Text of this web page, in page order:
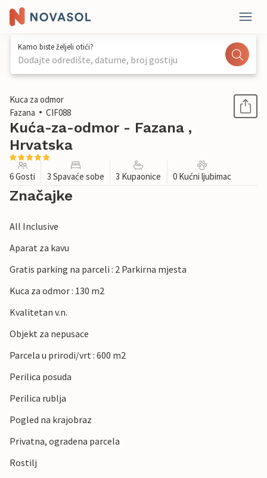
Kamo biste željeli otići?
Dodajte odredište, datume, broj gostiju
1 / 28
Kuca za odmor
Fazana
CIF088
Kuća-za-odmor - Fazana ,
Hrvatska
6 Gosti 3 Spavaće sobe 3 Kupaonice 0 Kućni ljubimac
Značajke
All Inclusive
Aparat za kavu
Gratis parking na parceli : 2 Parkirna mjesta
Kuca za odmor : 130 m2
Kvalitetan v.n.
Objekt za nepusace
Parcela u prirodi/vrt : 600 m2
Perilica posuda
Perilica rublja
Pogled na krajobraz
Privatna, ogradena parcela
Rostilj